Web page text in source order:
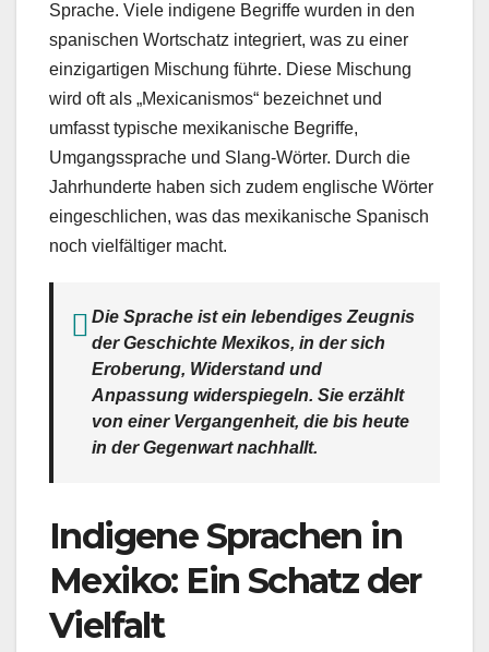
Sprache. Viele indigene Begriffe wurden in den
spanischen Wortschatz integriert, was zu einer
einzigartigen Mischung führte. Diese Mischung
wird oft als „Mexicanismos“ bezeichnet und
umfasst typische mexikanische Begriffe,
Umgangssprache und Slang-Wörter. Durch die
Jahrhunderte haben sich zudem englische Wörter
eingeschlichen, was das mexikanische Spanisch
noch vielfältiger macht.
Die Sprache ist ein lebendiges Zeugnis
der Geschichte Mexikos, in der sich
Eroberung, Widerstand und
Anpassung widerspiegeln. Sie erzählt
von einer Vergangenheit, die bis heute
in der Gegenwart nachhallt.
Indigene Sprachen in
Mexiko: Ein Schatz der
Vielfalt